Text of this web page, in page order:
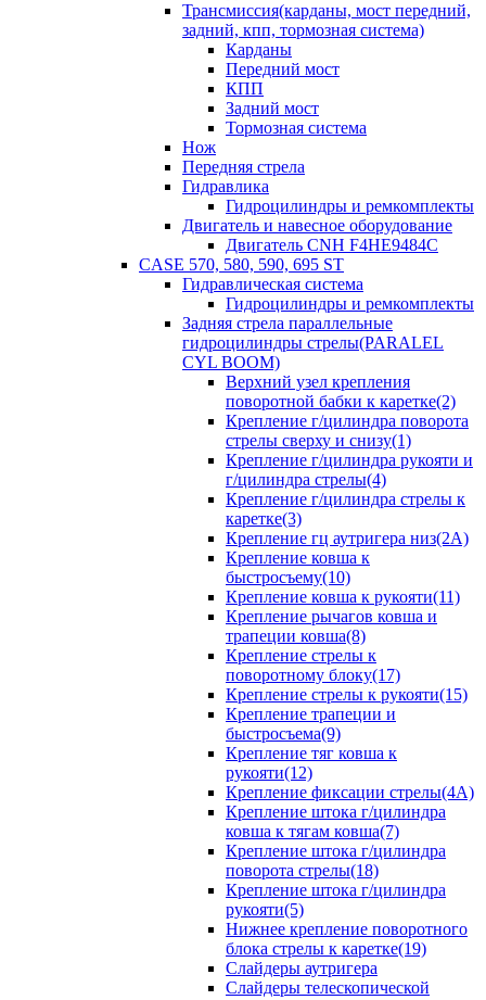
Трансмиссия(карданы, мост передний,
задний, кпп, тормозная система)
Карданы
Передний мост
КПП
Задний мост
Тормозная система
Нож
Передняя стрела
Гидравлика
Гидроцилиндры и ремкомплекты
Двигатель и навесное оборудование
Двигатель CNH F4HE9484C
CASE 570, 580, 590, 695 ST
Гидравлическая система
Гидроцилиндры и ремкомплекты
Задняя стрела параллельные
гидроцилиндры стрелы(PARALEL
CYL BOOM)
Верхний узел крепления
поворотной бабки к каретке(2)
Крепление г/цилиндра поворота
стрелы сверху и снизу(1)
Крепление г/цилиндра рукояти и
г/цилиндра стрелы(4)
Крепление г/цилиндра стрелы к
каретке(3)
Крепление гц аутригера низ(2А)
Крепление ковша к
быстросъему(10)
Крепление ковша к рукояти(11)
Крепление рычагов ковша и
трапеции ковша(8)
Крепление стрелы к
поворотному блоку(17)
Крепление стрелы к рукояти(15)
Крепление трапеции и
быстросъема(9)
Крепление тяг ковша к
рукояти(12)
Крепление фиксации стрелы(4A)
Крепление штока г/цилиндра
ковша к тягам ковша(7)
Крепление штока г/цилиндра
поворота стрелы(18)
Крепление штока г/цилиндра
рукояти(5)
Нижнее крепление поворотного
блока стрелы к каретке(19)
Слайдеры аутригера
Слайдеры телескопической